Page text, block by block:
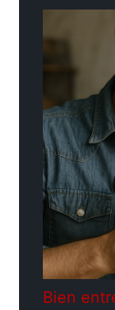
Bien